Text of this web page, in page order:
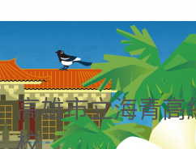
高雄市立海青高
校